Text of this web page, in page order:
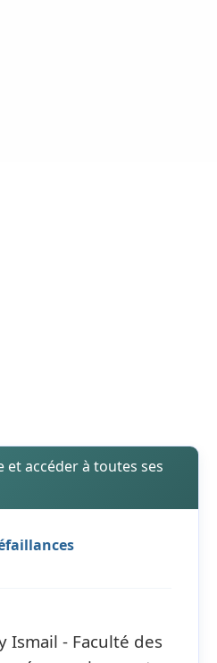
accéder à toutes ses
Ismail - Faculté des